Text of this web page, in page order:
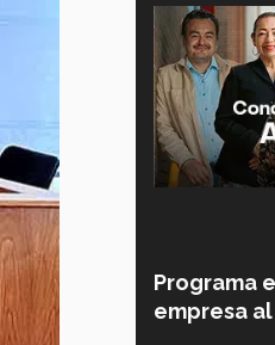
Programa
empresa